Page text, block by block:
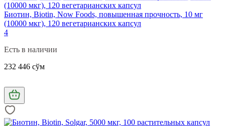
Биотин, Biotin, Now Foods, повышенная прочность, 10 мг
(10000 мкг), 120 вегетарианских капсул
4
Есть в наличии
232 446 сўм